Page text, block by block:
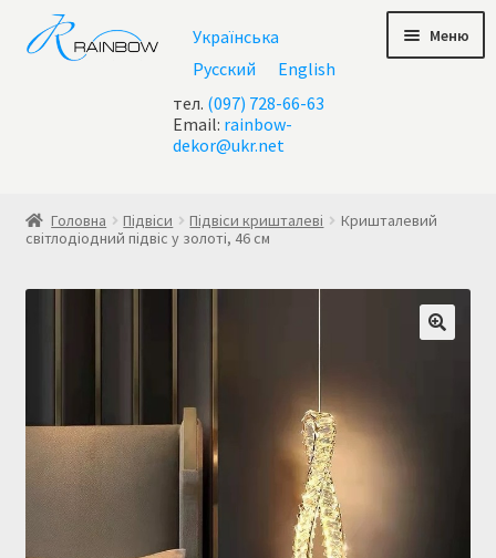
Перейти
до
навігації
Перейти
до
контенту
Українська
Русский
English
тел. (097) 728-66-63
Email: rainbow-
dekor@ukr.net
Меню
Кошик
Купити люстру в Україна
Головна Підвіси Підвіси кришталеві
Кришталевий
світлодіодний підвіс у золоті, 46 см